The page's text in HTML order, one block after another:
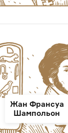
Жан Франсуа
Шампольон